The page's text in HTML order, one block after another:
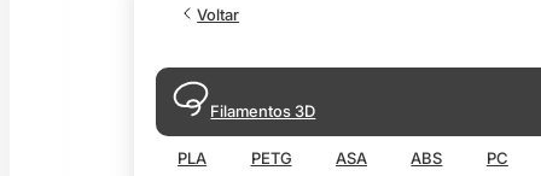
Voltar
Filamentos 3D
PLA PETG ASA ABS PC